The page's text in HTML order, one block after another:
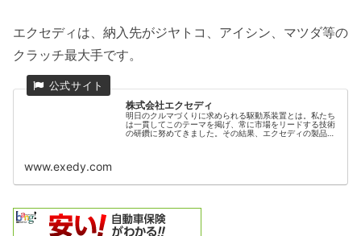
エクセディは、納入先がジヤトコ、アイシン、マツダ等の
クラッチ最大手です。
株式会社エクセディ
明日のクルマづくりに求められる駆動系装置とは。私たち
は一貫してこのテーマを掲げ、常に市場をリードする技術
の研鑽に努めてきました。その結果、エクセディの製品と
www.exedy.com